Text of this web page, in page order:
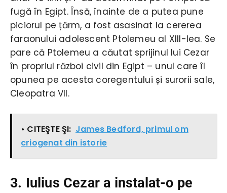
fugă în Egipt. Însă, înainte de a putea pune
piciorul pe țărm, a fost asasinat la cererea
faraonului adolescent Ptolemeu al XIII-lea. Se
pare că Ptolemeu a căutat sprijinul lui Cezar
în propriul război civil din Egipt – unul care îl
opunea pe acesta coregentului și surorii sale,
Cleopatra VII.
• CITEŞTE ŞI: James Bedford, primul om
criogenat din istorie
3. Iulius Cezar a instalat-o pe